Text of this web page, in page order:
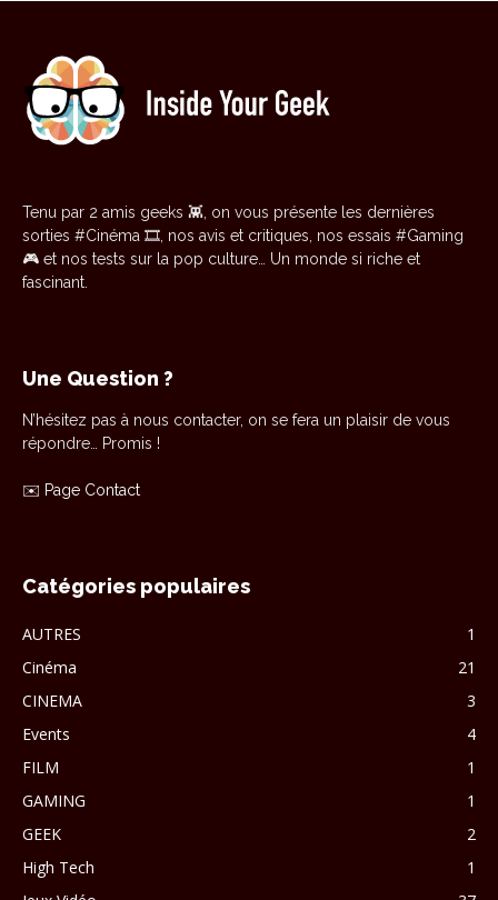
Tenu par 2 amis geeks 👾, on vous présente les dernières
sorties #Cinéma 🎞️, nos avis et critiques, nos essais #Gaming
🎮 et nos tests sur la pop culture… Un monde si riche et
fascinant.
Une Question ?
N’hésitez pas à nous contacter, on se fera un plaisir de vous
répondre… Promis !
✉️ Page Contact
Catégories populaires
AUTRES
1
Cinéma
21
CINEMA
3
Events
4
FILM
1
GAMING
1
GEEK
2
High Tech
1